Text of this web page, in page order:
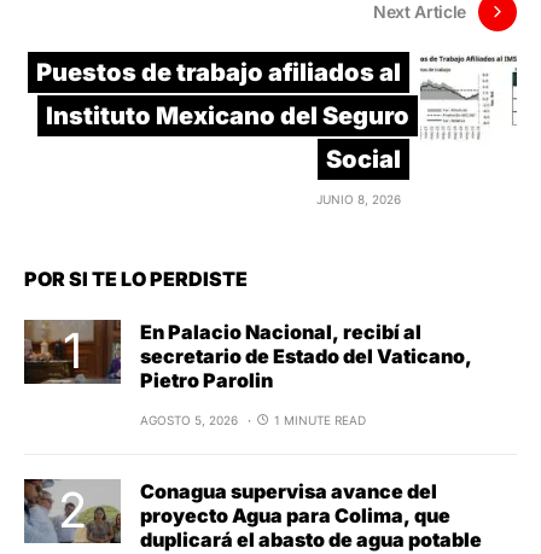
Next Article
Puestos de trabajo afiliados al
Instituto Mexicano del Seguro
Social
JUNIO 8, 2026
POR SI TE LO PERDISTE
En Palacio Nacional, recibí al
secretario de Estado del Vaticano,
Pietro Parolin
AGOSTO 5, 2026 1 MINUTE READ
Conagua supervisa avance del
proyecto Agua para Colima, que
duplicará el abasto de agua potable